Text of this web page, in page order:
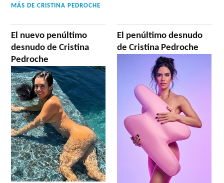
MÁS DECRISTINA PEDROCHE
El nuevo penúltimo
desnudo de Cristina
Pedroche
El penúltimo desnudo
de Cristina Pedroche